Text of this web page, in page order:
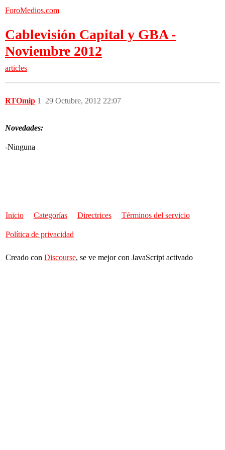
ForoMedios.com
Cablevisión Capital y GBA -
Noviembre 2012
articles
RTOmip 29 Octubre, 2012 22:07
1
Novedades:
-Ninguna
Inicio Categorías Directrices Términos del servicio
Política de privacidad
Creado con Discourse, se ve mejor con JavaScript activado